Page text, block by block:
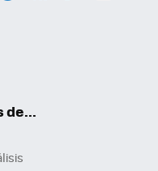
de...